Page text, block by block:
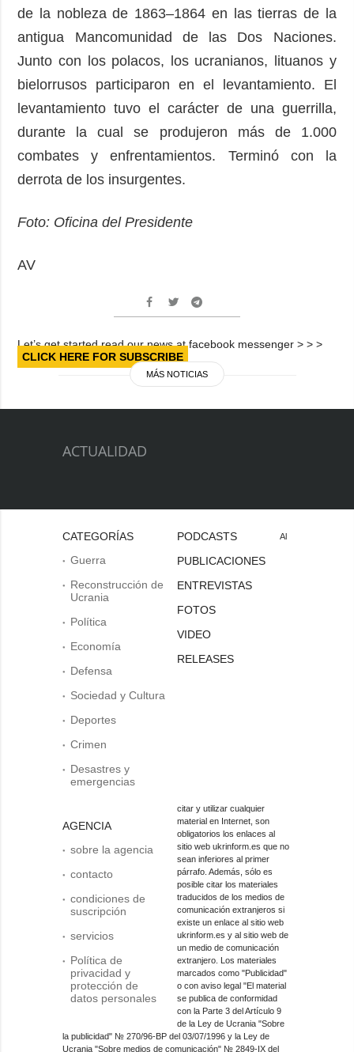
de la nobleza de 1863–1864 en las tierras de la
antigua Mancomunidad de las Dos Naciones.
Junto con los polacos, los ucranianos, lituanos y
bielorrusos participaron en el levantamiento. El
levantamiento tuvo el carácter de una guerrilla,
durante la cual se produjeron más de 1.000
combates y enfrentamientos. Terminó con la
derrota de los insurgentes.
Foto: Oficina del Presidente
AV
Let’s get started read our news at facebook messenger > > >
CLICK HERE FOR SUBSCRIBE
MÁS NOTICIAS
ACTUALIDAD
CATEGORÍAS
Guerra
Reconstrucción de
Ucrania
Política
Economía
Defensa
Sociedad y Cultura
Deportes
Crimen
Desastres y
emergencias
AGENCIA
sobre la agencia
contacto
condiciones de
suscripción
servicios
Política de
privacidad y
protección de
datos personales
PODCASTS
PUBLICACIONES
ENTREVISTAS
FOTOS
VIDEO
RELEASES
Al
citar y utilizar cualquier
material en Internet, son
obligatorios los enlaces al
sitio web ukrinform.es que no
sean inferiores al primer
párrafo. Además, sólo es
posible citar los materiales
traducidos de los medios de
comunicación extranjeros si
existe un enlace al sitio web
ukrinform.es y al sitio web de
un medio de comunicación
extranjero. Los materiales
marcados como "Publicidad"
o con aviso legal "El material
se publica de conformidad
con la Parte 3 del Artículo 9
de la Ley de Ucrania "Sobre
la publicidad" № 270/96-ВР del 03/07/1996 y la Ley de
Ucrania "Sobre medios de comunicación" № 2849-IX del